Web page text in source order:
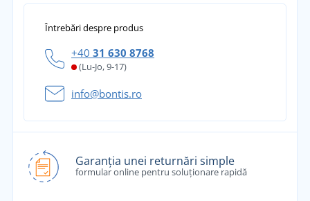
Întrebări despre produs
+40 31 630 8768
(Lu-Jo, 9-17)
info@bontis.ro
Garanția unei returnări simple
formular online pentru soluționare rapidă